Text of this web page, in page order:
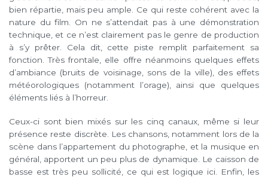
bien répartie, mais peu ample. Ce qui reste cohérent avec la
nature du film. On ne s’attendait pas à une démonstration
technique, et ce n’est clairement pas le genre de production
à s’y prêter. Cela dit, cette piste remplit parfaitement sa
fonction. Très frontale, elle offre néanmoins quelques effets
d’ambiance (bruits de voisinage, sons de la ville), des effets
météorologiques (notamment l’orage), ainsi que quelques
éléments liés à l’horreur.
Ceux-ci sont bien mixés sur les cinq canaux, même si leur
présence reste discrète. Les chansons, notamment lors de la
scène dans l’appartement du photographe, et la musique en
général, apportent un peu plus de dynamique. Le caisson de
basse est très peu sollicité, ce qui est logique ici. Enfin, les